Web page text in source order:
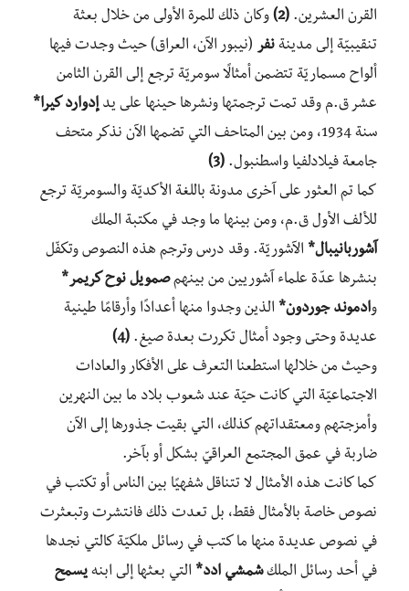
القرن العشرين. (2)
وكان ذلك للمرة الأولى من خلال بعثة
تنقيبيّة إلى مدينة نفر (نيبور الآن، العراق) حيث وجدت فيها
ألواح مسماريّة تتضمن أمثالًا سومريّة ترجع إلى القرن الثامن
عشر ق.م وقد تمت ترجمتها ونشرها حينها على يدإدوارد كيرا*
سنة 1934، ومن بين المتاحف التي تضمها الآن نذكر متحف
جامعة فيلادلفيا واسطنبول. (3)
كما تم العثور على آخرى مدونة باللغة الأكديّة والسومريّة ترجع
للألف الأول ق.م، ومن بينها ما وجد في مكتبة الملك
آشوربانيبال* الآشوريّة. وقد درس وترجم هذه النصوص وتكفّل
بنشرها عدّة علماء آشوريين من بينهمصمويل نوح كريمر*
وادموند جوردون* الذين وجدوا منها أعدادًا وأرقامًا طينية
عديدة وحتى وجود أمثال تكررت بعدة صيغ. (4)
وحيث من خلالها استطعنا التعرف على الأفكار والعادات
الاجتماعيّة التي كانت حيّة عند شعوب بلاد ما بين النهرين
وأمزجتهم ومعتقداتهم كذلك، التي بقيت جذورها إلى الآن
ضاربة في عمق المجتمع العراقيّ بشكل أو بآخر.
كما كانت هذه الأمثال لا تتناقل شفهيًا بين الناس أو تكتب في
نصوص خاصة بالأمثال فقط، بل تعدت ذلك فانتشرت وتبعثرت
في نصوص عديدة منها ما كتب في رسائل ملكيّة كالتي نجدها
في أحد رسائل الملكشمشي ادد* التي بعثها إلى ابنهيسمح